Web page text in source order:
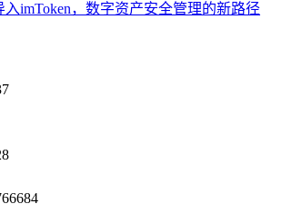
imToken，数字资产安全管理的新路径